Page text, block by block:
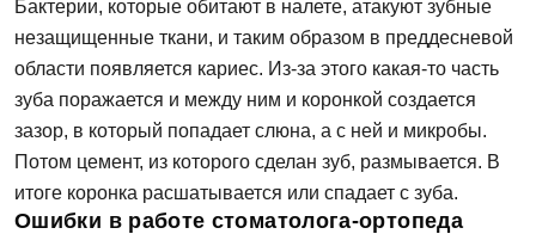
Бактерии, которые обитают в налете, атакуют зубные
незащищенные ткани, и таким образом в преддесневой
области появляется кариес. Из-за этого какая-то часть
зуба поражается и между ним и коронкой создается
зазор, в который попадает слюна, а с ней и микробы.
Потом цемент, из которого сделан зуб, размывается. В
итоге коронка расшатывается или спадает с зуба.
Ошибки в работе стоматолога-ортопеда